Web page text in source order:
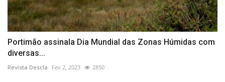
Portimão assinala Dia Mundial das Zonas Húmidas com
diversas...
Revista Descla Fev 2, 2023 2850